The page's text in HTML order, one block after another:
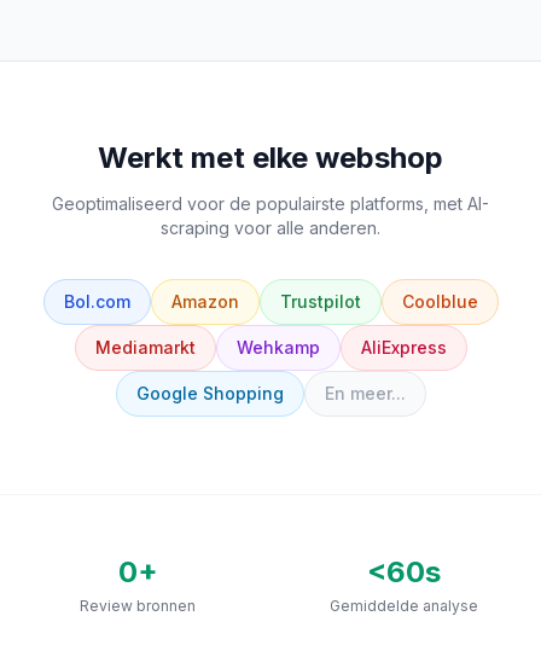
Werkt met elke webshop
Geoptimaliseerd voor de populairste platforms, met AI-
scraping voor alle anderen.
Bol.com Amazon Trustpilot Coolblue
Mediamarkt Wehkamp AliExpress
Google Shopping En meer...
0+
Review bronnen
<60s
Gemiddelde analyse